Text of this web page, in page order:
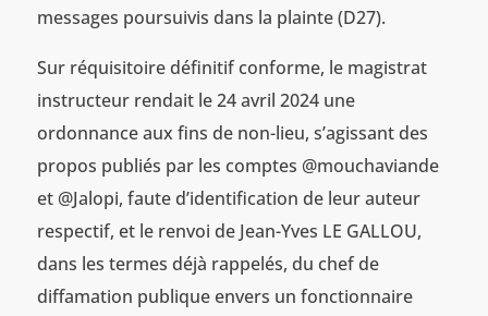
messages poursuivis dans la plainte (D27).
Sur réquisitoire définitif conforme, le magistrat
instructeur rendait le 24 avril 2024 une
ordonnance aux fins de non-lieu, s’agissant des
propos publiés par les comptes @mouchaviande
et @Jalopi, faute d’identification de leur auteur
respectif, et le renvoi de Jean-Yves LE GALLOU,
dans les termes déjà rappelés, du chef de
diffamation publique envers un fonctionnaire